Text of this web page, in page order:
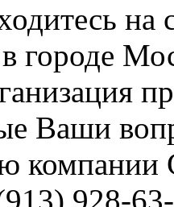
на
городе
Ваши
928-